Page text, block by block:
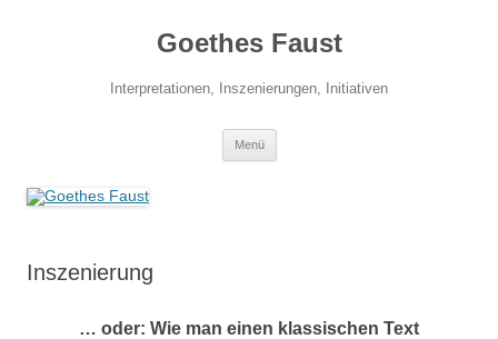
Goethes Faust
Interpretationen, Inszenierungen, Initiativen
Menü
Inszenierung
… oder: Wie man einen klassischen Text